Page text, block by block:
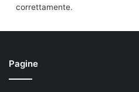
correttamente.
Pagine